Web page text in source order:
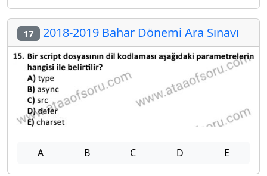
17 2018-2019 Bahar Dönemi Ara Sınavı
A B C D E